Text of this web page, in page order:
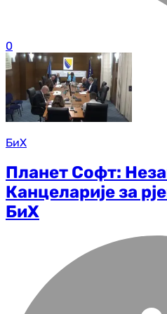
0
БиХ
Планет Софт:
Канцеларије за
БиХ